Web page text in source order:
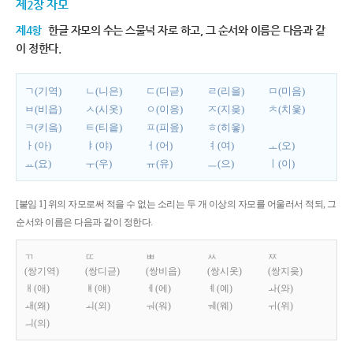
제2장 자모
제4항 한글 자모의 수는 스물넉 자로 하고, 그 순서와 이름은 다음과 같
이 정한다.
ㄱ(기역) ㄴ(니은) ㄷ(디귿) ㄹ(리을)
ㅁ(미음)
ㅂ(비읍)
ㅅ(시옷) ㅇ(이응) ㅈ(지읒)
ㅊ(치읓)
ㅋ(키읔)
ㅌ(티읕) ㅍ(피읖)
ㅎ(히읗)
ㅏ(아)
ㅑ(야) ㅓ(어) ㅕ(여)
ㅗ(오)
ㅛ(요)
ㅜ(우) ㅠ(유) ㅡ(으) ㅣ(이)
[붙임 1] 위의 자모로써 적을 수 없는 소리는 두 개 이상의 자모를 어울러서 적되, 그
순서와 이름은 다음과 같이 정한다.
ㄲ
(쌍기역)
ㄸ
(쌍디귿)
ㅃ
(쌍비읍)
ㅆ
(쌍시옷)
ㅉ
(쌍지읒)
ㅐ(애)
ㅒ(얘) ㅔ(에) ㅖ(예)
ㅘ(와)
ㅙ(왜)
ㅚ(외) ㅝ(워) ㅞ(웨)
ㅟ(위)
ㅢ(의)